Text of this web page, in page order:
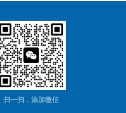
扫一扫，添加微信